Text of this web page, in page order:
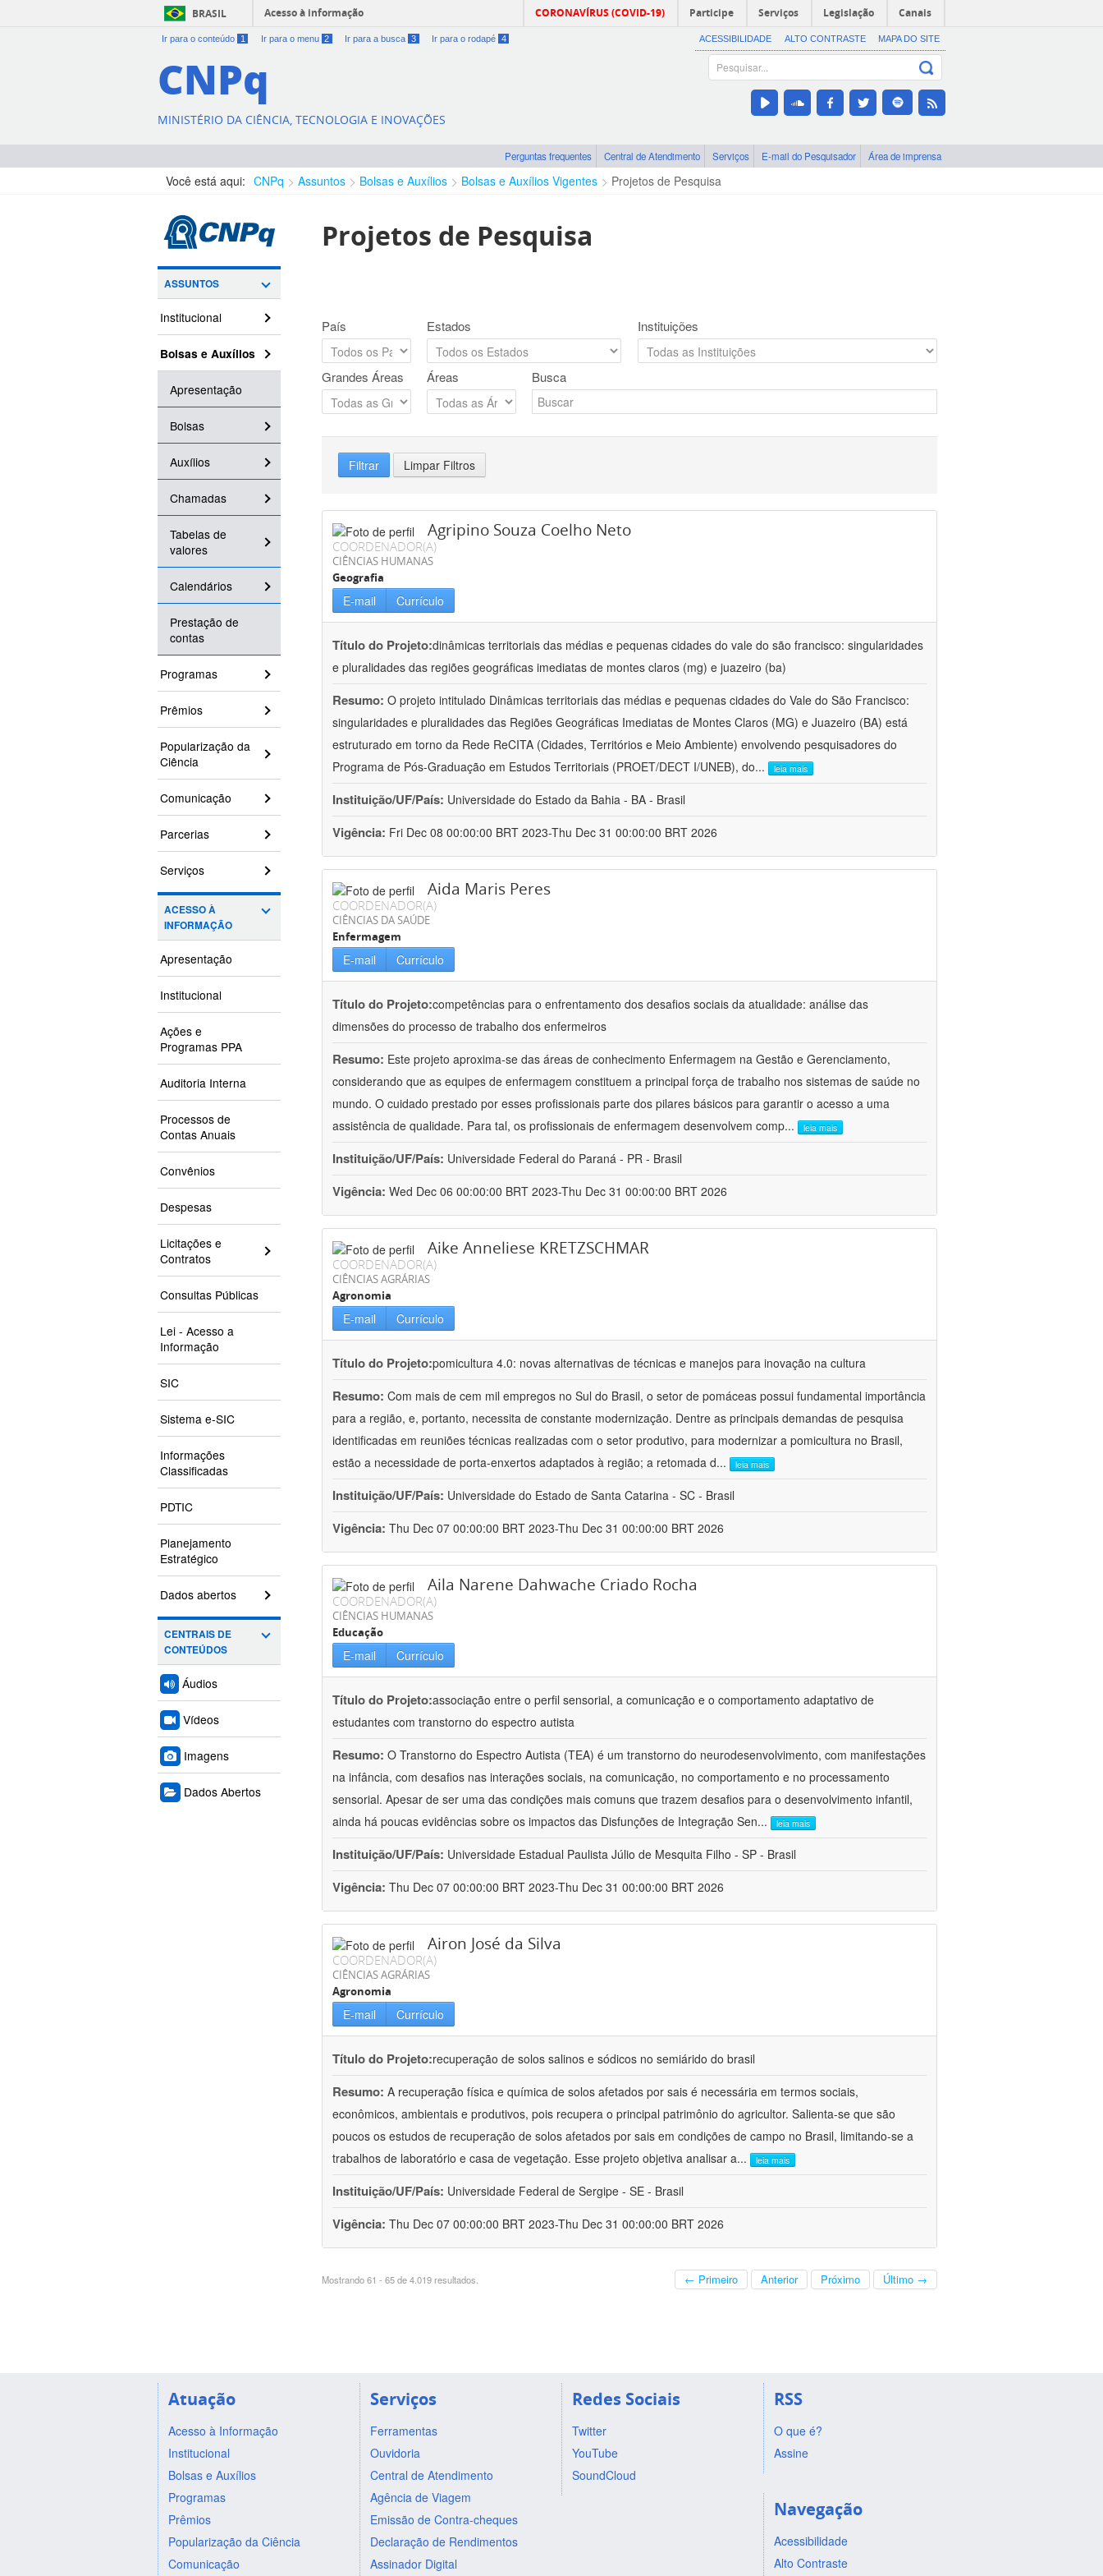
BRASIL Acesso à informação CORONAVÍRUS (COVID-19) Participe Serviços Legislação Canais
Ir para o conteúdo 1 Ir para o menu 2 Ir para a busca 3 Ir para o rodapé 4 ACESSIBILIDADE ALTO CONTRASTE MAPA DO SITE
CNPq
MINISTÉRIO DA CIÊNCIA, TECNOLOGIA E INOVAÇÕES
Perguntas frequentes Central de Atendimento Serviços E-mail do Pesquisador Área de imprensa
Você está aqui: CNPq Assuntos Bolsas e Auxílios Bolsas e Auxílios Vigentes Projetos de Pesquisa
ASSUNTOS
Institucional
Bolsas e Auxílios
Apresentação
Bolsas
Auxílios
Chamadas
Tabelas de
valores
Calendários
Prestação de
contas
Programas
Prêmios
Popularização da
Ciência
Comunicação
Parcerias
Serviços
ACESSO À
INFORMAÇÃO
Apresentação
Institucional
Ações e
Programas PPA
Auditoria Interna
Processos de
Contas Anuais
Convênios
Despesas
Licitações e
Contratos
Consultas Públicas
Lei - Acesso a
Informação
SIC
Sistema e-SIC
Informações
Classificadas
PDTIC
Planejamento
Estratégico
Dados abertos
CENTRAIS DE
CONTEÚDOS
Áudios
Vídeos
Imagens
Dados Abertos
Projetos de Pesquisa
País Estados Instituições
Grandes Áreas Áreas Busca
Filtrar Limpar Filtros
Agripino Souza Coelho Neto
COORDENADOR(A)
CIÊNCIAS HUMANAS
Geografia
E-mail Currículo
Título do Projeto:dinâmicas territoriais das médias e pequenas cidades do vale do são francisco: singularidades
e pluralidades das regiões geográficas imediatas de montes claros (mg) e juazeiro (ba)
Resumo: O projeto intitulado Dinâmicas territoriais das médias e pequenas cidades do Vale do São Francisco:
singularidades e pluralidades das Regiões Geográficas Imediatas de Montes Claros (MG) e Juazeiro (BA) está
estruturado em torno da Rede ReCITA (Cidades, Territórios e Meio Ambiente) envolvendo pesquisadores do
Programa de Pós-Graduação em Estudos Territoriais (PROET/DECT I/UNEB), do... leia mais
Instituição/UF/País: Universidade do Estado da Bahia - BA - Brasil
Vigência: Fri Dec 08 00:00:00 BRT 2023-Thu Dec 31 00:00:00 BRT 2026
Aida Maris Peres
COORDENADOR(A)
CIÊNCIAS DA SAÚDE
Enfermagem
E-mail Currículo
Título do Projeto:competências para o enfrentamento dos desafios sociais da atualidade: análise das
dimensões do processo de trabalho dos enfermeiros
Resumo: Este projeto aproxima-se das áreas de conhecimento Enfermagem na Gestão e Gerenciamento,
considerando que as equipes de enfermagem constituem a principal força de trabalho nos sistemas de saúde no
mundo. O cuidado prestado por esses profissionais parte dos pilares básicos para garantir o acesso a uma
assistência de qualidade. Para tal, os profissionais de enfermagem desenvolvem comp... leia mais
Instituição/UF/País: Universidade Federal do Paraná - PR - Brasil
Vigência: Wed Dec 06 00:00:00 BRT 2023-Thu Dec 31 00:00:00 BRT 2026
Aike Anneliese KRETZSCHMAR
COORDENADOR(A)
CIÊNCIAS AGRÁRIAS
Agronomia
E-mail Currículo
Título do Projeto:pomicultura 4.0: novas alternativas de técnicas e manejos para inovação na cultura
Resumo: Com mais de cem mil empregos no Sul do Brasil, o setor de pomáceas possui fundamental importância
para a região, e, portanto, necessita de constante modernização. Dentre as principais demandas de pesquisa
identificadas em reuniões técnicas realizadas com o setor produtivo, para modernizar a pomicultura no Brasil,
estão a necessidade de porta-enxertos adaptados à região; a retomada d... leia mais
Instituição/UF/País: Universidade do Estado de Santa Catarina - SC - Brasil
Vigência: Thu Dec 07 00:00:00 BRT 2023-Thu Dec 31 00:00:00 BRT 2026
Aila Narene Dahwache Criado Rocha
COORDENADOR(A)
CIÊNCIAS HUMANAS
Educação
E-mail Currículo
Título do Projeto:associação entre o perfil sensorial, a comunicação e o comportamento adaptativo de
estudantes com transtorno do espectro autista
Resumo: O Transtorno do Espectro Autista (TEA) é um transtorno do neurodesenvolvimento, com manifestações
na infância, com desafios nas interações sociais, na comunicação, no comportamento e no processamento
sensorial. Apesar de ser uma das condições mais comuns que trazem desafios para o desenvolvimento infantil,
ainda há poucas evidências sobre os impactos das Disfunções de Integração Sen... leia mais
Instituição/UF/País: Universidade Estadual Paulista Júlio de Mesquita Filho - SP - Brasil
Vigência: Thu Dec 07 00:00:00 BRT 2023-Thu Dec 31 00:00:00 BRT 2026
Airon José da Silva
COORDENADOR(A)
CIÊNCIAS AGRÁRIAS
Agronomia
E-mail Currículo
Título do Projeto:recuperação de solos salinos e sódicos no semiárido do brasil
Resumo: A recuperação física e química de solos afetados por sais é necessária em termos sociais,
econômicos, ambientais e produtivos, pois recupera o principal patrimônio do agricultor. Salienta-se que são
poucos os estudos de recuperação de solos afetados por sais em condições de campo no Brasil, limitando-se a
trabalhos de laboratório e casa de vegetação. Esse projeto objetiva analisar a... leia mais
Instituição/UF/País: Universidade Federal de Sergipe - SE - Brasil
Vigência: Thu Dec 07 00:00:00 BRT 2023-Thu Dec 31 00:00:00 BRT 2026
Mostrando 61 - 65 de 4.019 resultados. ← Primeiro Anterior Próximo Último →
Atuação
Acesso à Informação
Institucional
Bolsas e Auxílios
Programas
Prêmios
Popularização da Ciência
Comunicação
Serviços
Ferramentas
Ouvidoria
Central de Atendimento
Agência de Viagem
Emissão de Contra-cheques
Declaração de Rendimentos
Assinador Digital
Redes Sociais
Twitter
YouTube
SoundCloud
RSS
O que é?
Assine
Navegação
Acessibilidade
Alto Contraste